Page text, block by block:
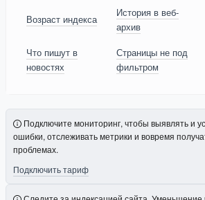
Возраст индекса
История в веб-
архив
Что пишут в
новостях
Страницы не под
фильтром
Подключите мониторинг, чтобы выявлять и
ошибки, отслеживать метрики и вовремя
проблемах.
Подключить тариф